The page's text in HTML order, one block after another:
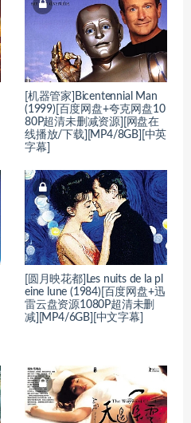
[机器管家]Bicentennial Man
(1999)[百度网盘+夸克网盘10
80P超清未删减资源][网盘在
线播放/下载][MP4/8GB][中英
字幕]
[圆月映花都]Les nuits de la pl
eine lune (1984)[百度网盘+迅
雷云盘资源1080P超清未删
减][MP4/6GB][中文字幕]